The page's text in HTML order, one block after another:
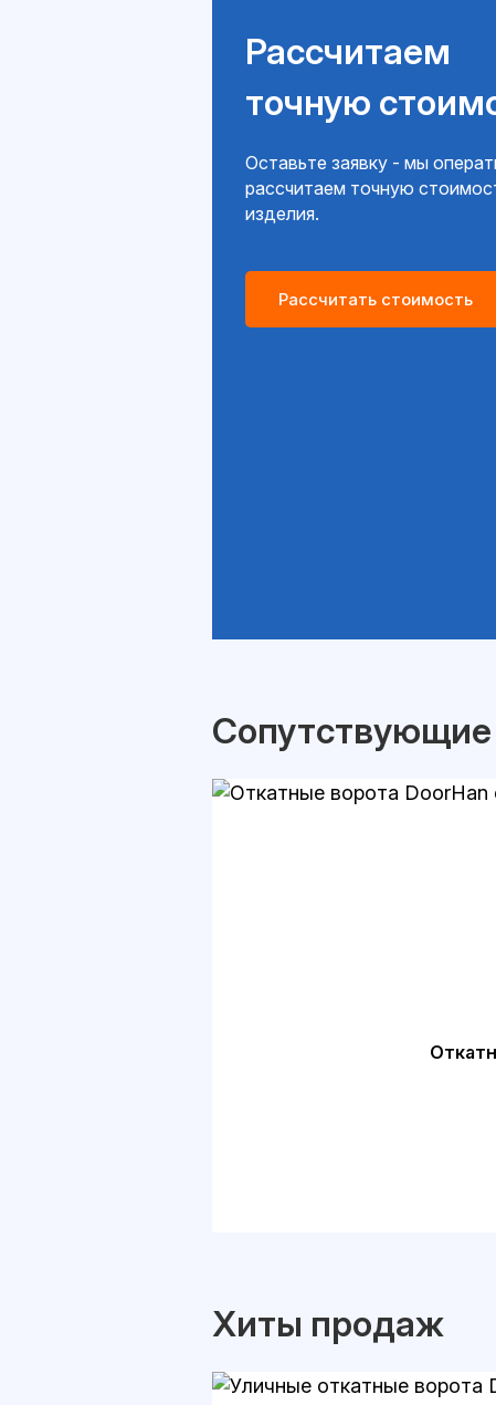
Рассчитаем
точную
Оставьте заявку - мы
рассчитаем точную
изделия.
Рассчитать стоимость
Хиты продаж